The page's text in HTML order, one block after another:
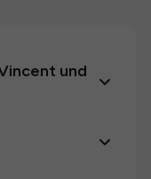
und